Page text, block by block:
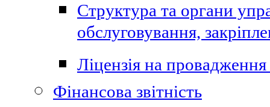
Структура та органи
обслуговування,
Ліцензія на провадження
Фінансова звітність